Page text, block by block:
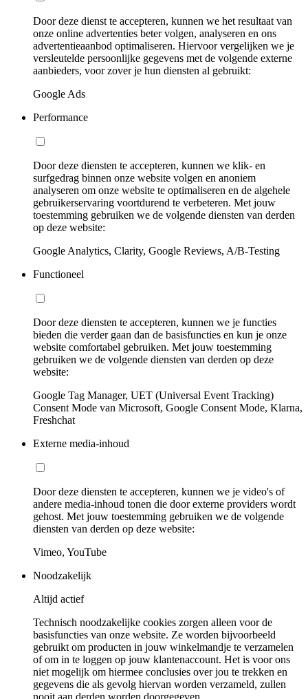
Door deze dienst te accepteren, kunnen we het resultaat van
onze online advertenties beter volgen, analyseren en ons
advertentieaanbod optimaliseren. Hiervoor vergelijken we je
versleutelde persoonlijke gegevens met de volgende externe
aanbieders, voor zover je hun diensten al gebruikt:
Google Ads
Performance
Door deze diensten te accepteren, kunnen we klik- en
surfgedrag binnen onze website volgen en anoniem
analyseren om onze website te optimaliseren en de algehele
gebruikerservaring voortdurend te verbeteren. Met jouw
toestemming gebruiken we de volgende diensten van derden
op deze website:
Google Analytics, Clarity, Google Reviews, A/B-Testing
Functioneel
Door deze diensten te accepteren, kunnen we je functies
bieden die verder gaan dan de basisfuncties en kun je onze
website comfortabel gebruiken. Met jouw toestemming
gebruiken we de volgende diensten van derden op deze
website:
Google Tag Manager, UET (Universal Event Tracking)
Consent Mode van Microsoft, Google Consent Mode, Klarna,
Freshchat
Externe media-inhoud
Door deze diensten te accepteren, kunnen we je video's of
andere media-inhoud tonen die door externe providers wordt
gehost. Met jouw toestemming gebruiken we de volgende
diensten van derden op deze website:
Vimeo, YouTube
Noodzakelijk
Altijd actief
Technisch noodzakelijke cookies zorgen alleen voor de
basisfuncties van onze website. Ze worden bijvoorbeeld
gebruikt om producten in jouw winkelmandje te verzamelen
of om in te loggen op jouw klantenaccount. Het is voor ons
niet mogelijk om hiermee conclusies over jou te trekken en
gegevens die als gevolg hiervan worden verzameld, zullen